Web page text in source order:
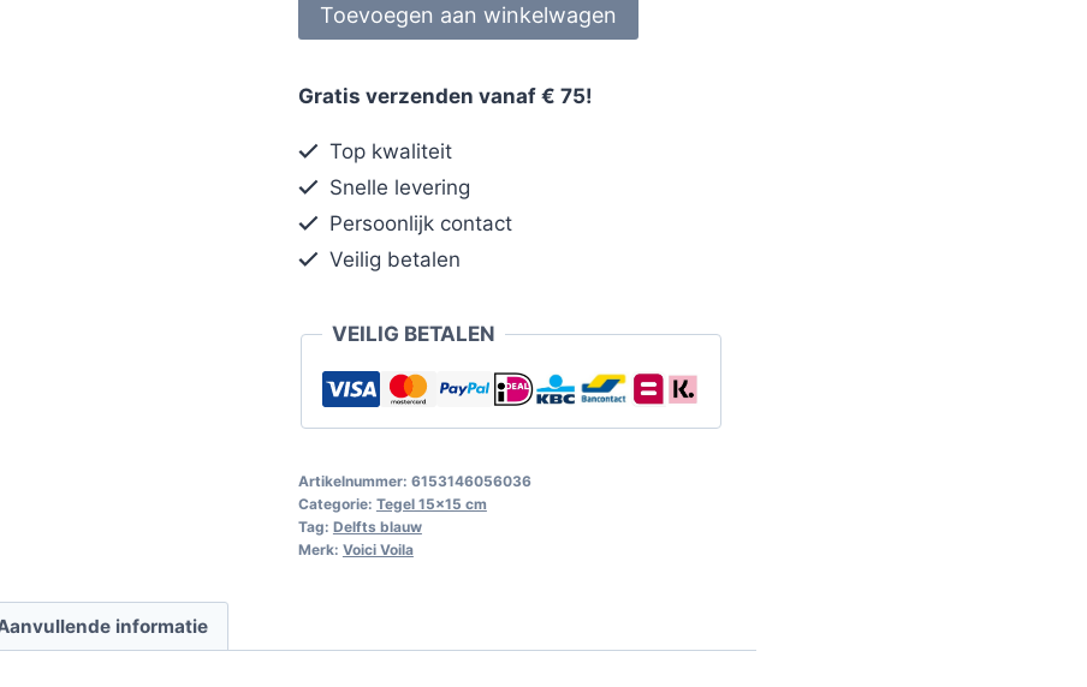
Toevoegen aan winkelwagen
Gratis verzenden vanaf € 75!
Top kwaliteit
Snelle levering
Persoonlijk contact
Veilig betalen
VEILIG BETALEN
Artikelnummer: 6153146056036
Categorie: Tegel 15x15 cm
Tag: Delfts blauw
Merk: Voici Voila
informatie